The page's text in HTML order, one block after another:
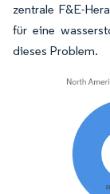
zentrale F&E-
für eine
dieses Problem.